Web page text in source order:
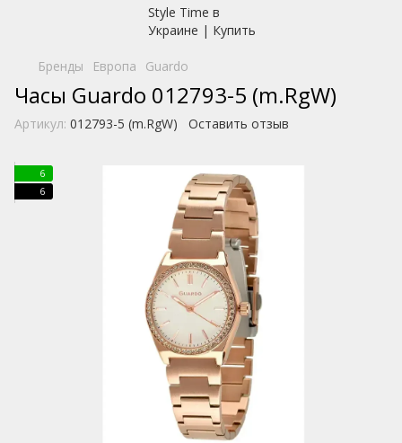
Бренды Европа Guardo
Часы Guardo 012793-5 (m.RgW)
Артикул: 012793-5 (m.RgW) Оставить отзыв
6
6